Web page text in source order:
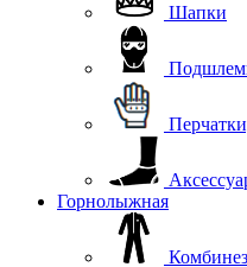
Шапки
Горнолыжная